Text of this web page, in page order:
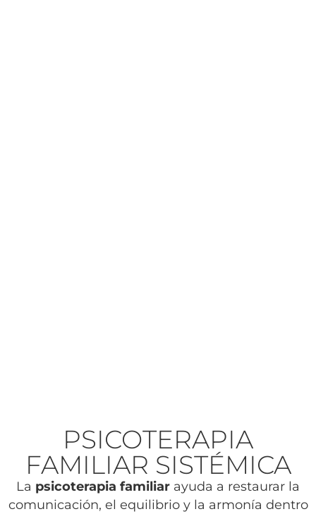
PSICOTERAPIA
FAMILIAR SISTÉMICA
La psicoterapia familiar ayuda a restaurar la
comunicación, el equilibrio y la armonía dentro